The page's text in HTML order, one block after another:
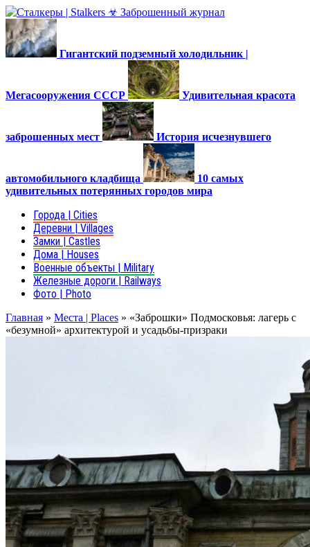
Гигантский подземный холодильник |
Мегасооружения СССР Удивительная красота
заброшенных мест История исчезнувшего
автомобильного кладбища
10 самых
удивительных потерянных городов мира
Города | Cities
Деревни | Villages
Замки | Castles
Дома | Houses
Военные объекты | Military
Железные дороги | Railways
Фото | Photo
Главная » Места | Places » «Заброшки» Подмосковья: лагерь с
«безумной» архитектурой и усадьбы-призраки